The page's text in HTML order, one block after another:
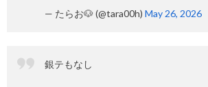
— たらお🐶 (@tara00h) May 26, 2026
銀テもなし